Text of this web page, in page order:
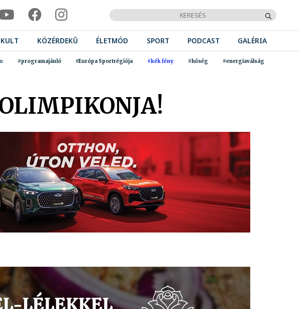
KULT KÖZÉRDEKŰ ÉLETMÓD SPORT PODCAST GALÉRIA
#programajánló #Európa Sportrégiója #kék fény #hőség #energiaválság